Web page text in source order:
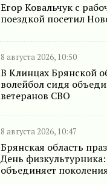
Егор Ковальчук с
поездкой посетил
8 августа 2026, 10:50
В Клинцах Брянской
волейбол сидя
ветеранов СВО
8 августа 2026, 10:47
Брянская область
День
объединяет